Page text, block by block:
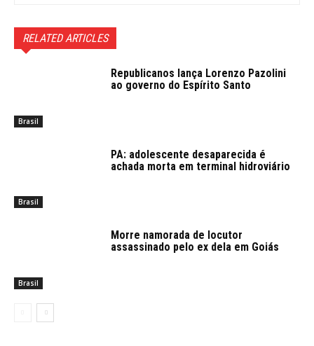
RELATED ARTICLES
Brasil
Republicanos lança Lorenzo Pazolini
ao governo do Espírito Santo
Brasil
PA: adolescente desaparecida é
achada morta em terminal hidroviário
Brasil
Morre namorada de locutor
assassinado pelo ex dela em Goiás